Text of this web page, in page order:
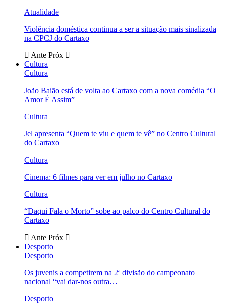
Atualidade
Violência doméstica continua a ser a situação mais sinalizada
na CPCJ do Cartaxo
Ante Próx
Cultura
Cultura
João Baião está de volta ao Cartaxo com a nova comédia “O
Amor É Assim”
Cultura
Jel apresenta “Quem te viu e quem te vê” no Centro Cultural
do Cartaxo
Cultura
Cinema: 6 filmes para ver em julho no Cartaxo
Cultura
“Daqui Fala o Morto” sobe ao palco do Centro Cultural do
Cartaxo
Ante Próx
Desporto
Desporto
Os juvenis a competirem na 2ª divisão do campeonato
nacional “vai dar-nos outra…
Desporto